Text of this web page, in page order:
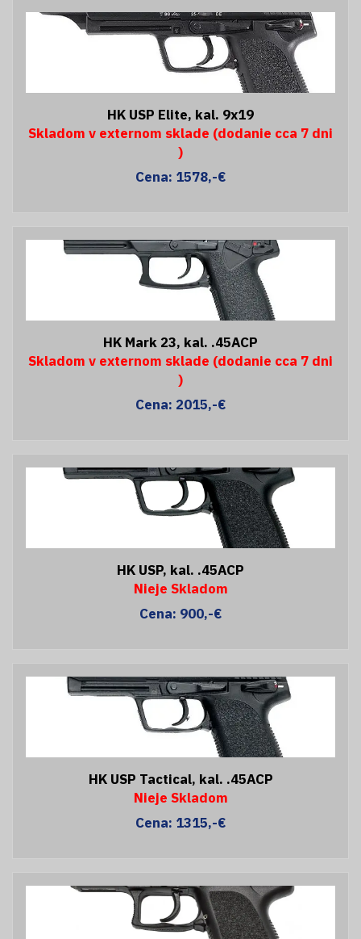
HK USP Elite, kal. 9x19
Skladom v externom sklade (dodanie cca 7 dni
)
Cena: 1578,-€
HK Mark 23, kal. .45ACP
Skladom v externom sklade (dodanie cca 7 dni
)
Cena: 2015,-€
HK USP, kal. .45ACP
Nieje Skladom
Cena: 900,-€
HK USP Tactical, kal. .45ACP
Nieje Skladom
Cena: 1315,-€